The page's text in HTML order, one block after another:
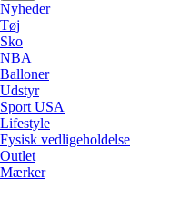
Nyheder
Tøj
Sko
NBA
Balloner
Udstyr
Sport USA
Lifestyle
Fysisk vedligeholdelse
Outlet
Mærker